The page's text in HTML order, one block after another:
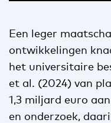
Een leger
ontwikkelingen
het universitaire
et al. (2024) van
1,3 miljard euro
en onderzoek,